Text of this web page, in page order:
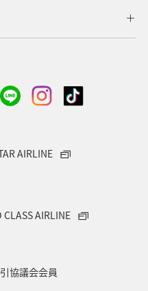
AIRLINE
CLASS AIRLINE
協議会会員